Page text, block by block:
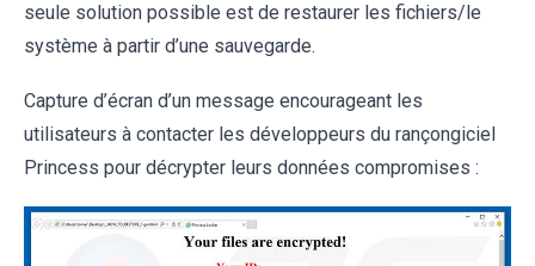
seule solution possible est de restaurer les fichiers/le
système à partir d’une sauvegarde.
Capture d’écran d’un message encourageant les
utilisateurs à contacter les développeurs du rançongiciel
Princess pour décrypter leurs données compromises :